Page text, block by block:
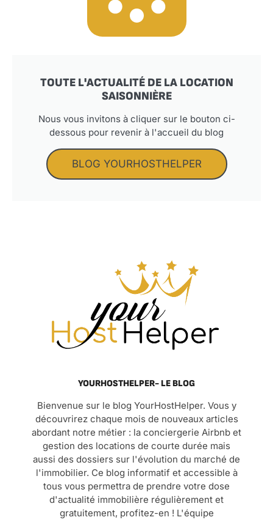
TOUTE L'ACTUALITÉ DE LA LOCATION
SAISONNIÈRE
Nous vous invitons à cliquer sur le bouton ci-
dessous pour revenir à l'accueil du blog
BLOG YOURHOSTHELPER
YOURHOSTHELPER- LE BLOG
Bienvenue sur le blog YourHostHelper. Vous y
découvrirez chaque mois de nouveaux articles
abordant notre métier : la conciergerie Airbnb et
gestion des locations de courte durée mais
aussi des dossiers sur l'évolution du marché de
l'immobilier. Ce blog informatif et accessible à
tous vous permettra de prendre votre dose
d'actualité immobilière régulièrement et
gratuitement, profitez-en ! L'équipe